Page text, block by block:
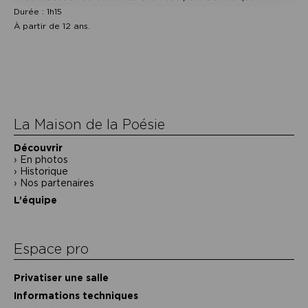
Durée : 1h15
À partir de 12 ans.
La Maison de la Poésie
Découvrir
En photos
Historique
Nos partenaires
L’équipe
Espace pro
Privatiser une salle
Informations techniques